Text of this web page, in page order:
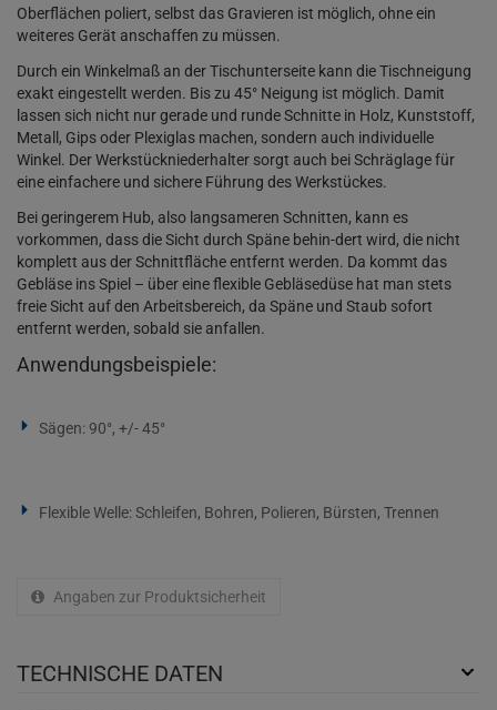
Oberflächen poliert, selbst das Gravieren ist möglich, ohne ein
weiteres Gerät anschaffen zu müssen.
Durch ein Winkelmaß an der Tischunterseite kann die Tischneigung
exakt eingestellt werden. Bis zu 45° Neigung ist möglich. Damit
lassen sich nicht nur gerade und runde Schnitte in Holz, Kunststoff,
Metall, Gips oder Plexiglas machen, sondern auch individuelle
Winkel. Der Werkstückniederhalter sorgt auch bei Schräglage für
eine einfachere und sichere Führung des Werkstückes.
Bei geringerem Hub, also langsameren Schnitten, kann es
vorkommen, dass die Sicht durch Späne behin-dert wird, die nicht
komplett aus der Schnittfläche entfernt werden. Da kommt das
Gebläse ins Spiel – über eine flexible Gebläsedüse hat man stets
freie Sicht auf den Arbeitsbereich, da Späne und Staub sofort
entfernt werden, sobald sie anfallen.
Anwendungsbeispiele:
Sägen: 90°, +/- 45°
Flexible Welle: Schleifen, Bohren, Polieren, Bürsten, Trennen
Angaben zur Produktsicherheit
TECHNISCHE DATEN